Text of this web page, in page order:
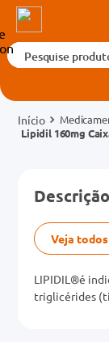
Pesquise
Lipidil 160mg
Veja
LIPIDIL®é
triglicérides
Termos mais
2º
fralda
º
absorvente
tadalafila